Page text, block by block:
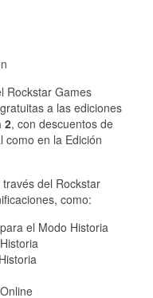
Rockstar Games
a las ediciones
2, con descuentos de
como en la Edición
del Rockstar
como:
el Modo Historia